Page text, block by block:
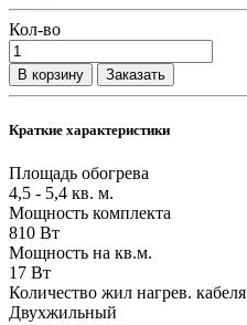
Кол-во
В корзину Заказать
Краткие характеристики
Площадь обогрева
4,5 - 5,4 кв. м.
Мощность комплекта
810 Вт
Мощность на кв.м.
17 Вт
Количество жил нагрев. кабеля
Двухжильный